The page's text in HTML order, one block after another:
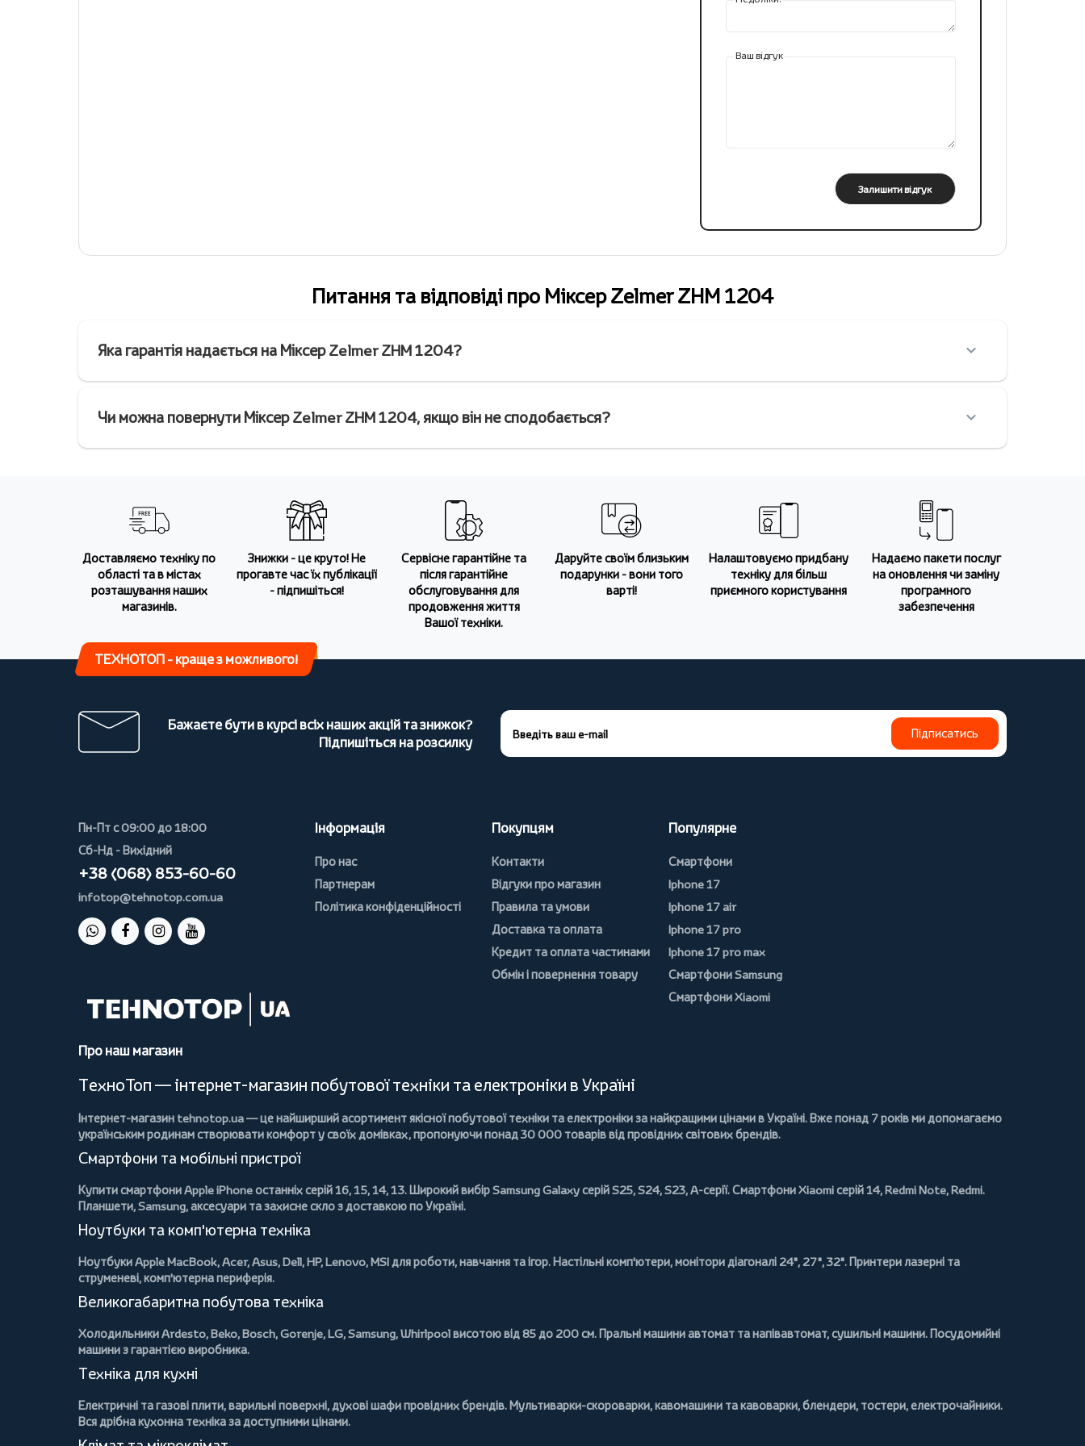
Ваш відгук
Залишити відгук
Питання та відповіді про Міксер Zelmer ZHM 1204
Яка гарантія надається на Міксер Zelmer ZHM 1204?
Чи можна повернути Міксер Zelmer ZHM 1204, якщо він не сподобається?
Доставляємо техніку по
області та в містах
розташування наших
магазинів.
Знижки - це круто! Не
прогавте час їх публікації
- підпишіться!
Сервісне гарантійне та
після гарантійне
обслуговування для
продовження життя
Вашої техніки.
Даруйте своїм близьким
подарунки - вони того
варті!
Налаштовуємо придбану
техніку для більш
приємного користування
Надаємо пакети послуг
на оновлення чи заміну
програмного
забезпечення
ТЕХНОТОП - краще з можливого!
Бажаєте бути в курсі всіх наших акцій та знижок?
Підпишіться на розсилку
Підписатись
Пн-Пт с 09:00 до 18:00
Сб-Нд - Вихідний
+38 (068) 853-60-60
infotop@tehnotop.com.ua
Інформація
Про нас
Партнерам
Політика конфіденційності
Покупцям
Контакти
Відгуки про магазин
Правила та умови
Доставка та оплата
Кредит та оплата частинами
Обмін і повернення товару
Популярне
Смартфони
Iphone 17
Iphone 17 air
Iphone 17 pro
Iphone 17 pro max
Смартфони Samsung
Смартфони Xiaomi
Про наш магазин
ТехноТоп — інтернет-магазин побутової техніки та електроніки в Україні
Інтернет-магазин tehnotop.ua— це найширший асортимент якісної побутової техніки та електроніки за найкращими цінами в Україні. Вже понад 7 років ми допомагаємо
українським родинам створювати комфорт у своїх домівках, пропонуючи понад30 000 товаріввід провідних світових брендів.
Смартфони та мобільні пристрої
Купитисмартфони Apple iPhoneостанніх серій 16, 15, 14, 13. Широкий вибірSamsung Galaxyсерій S25, S24, S23, A-серії.Смартфони Xiaomiсерій 14, Redmi Note, Redmi.
Планшети, Samsung, аксесуари тазахисне склоз доставкою по Україні.
Ноутбуки та комп'ютерна техніка
Ноутбуки Apple MacBook,Acer,Asus,Dell,HP,Lenovo,MSIдля роботи, навчання та ігор. Настільні комп'ютери,моніторидіагоналі 24", 27", 32". Принтерилазерні та
струменеві, комп'ютерна периферія.
Великогабаритна побутова техніка
ХолодильникиArdesto,Beko,Bosch,Gorenje,LG,Samsung,Whirlpoolвисотою від 85 до 200 см. Пральні машиниавтомат та напівавтомат,сушильні машини. Посудомийні
машиниз гарантією виробника.
Техніка для кухні
Електричні та газові плити, варильні поверхні, духові шафи провідних брендів. Мультиварки-скороварки,кавомашини та кавоварки,блендери, тостери,електрочайники.
Вся дрібна кухонна техніка за доступними цінами.